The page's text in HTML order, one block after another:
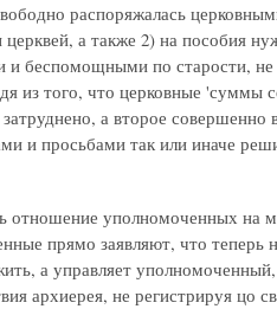
распоряжалась
а также 2) на пособия
и беспомощными по старости,
из того, что церковные 'суммы
а второе совершенно
и просьбами так или иначе
уполномоченных на
прямо заявляют, что теперь
а управляет
архиерея, не регистрируя цо